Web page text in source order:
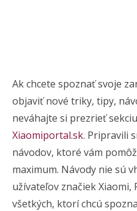
Ak chcete spoznať svoje
objaviť nové triky, tipy,
neváhajte si prezrieť sekciu
Xiaomiportal.sk. Pripravili
návodov, ktoré vám
maximum. Návody nie sú
užívateľov značiek Xiaomi,
všetkých, ktorí chcú